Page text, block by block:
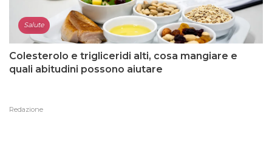
Salute
Colesterolo e trigliceridi alti, cosa mangiare e
quali abitudini possono aiutare
Redazione